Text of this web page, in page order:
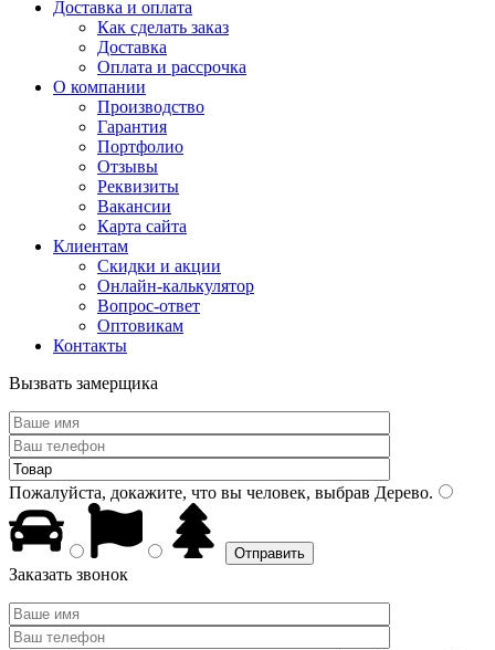
Доставка и оплата
Как сделать заказ
Доставка
Оплата и рассрочка
О компании
Производство
Гарантия
Портфолио
Отзывы
Реквизиты
Вакансии
Карта сайта
Клиентам
Скидки и акции
Онлайн-калькулятор
Вопрос-ответ
Оптовикам
Контакты
Вызвать замерщика
Пожалуйста, докажите, что вы человек, выбрав Дерево.
Заказать звонок